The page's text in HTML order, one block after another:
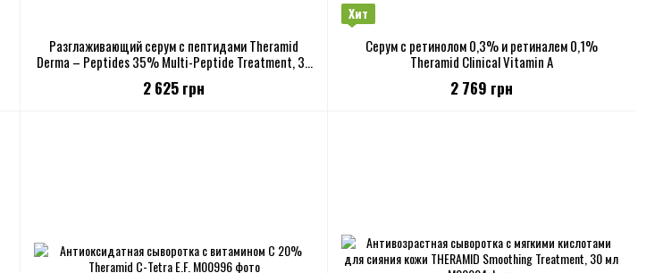
Разглаживающий серум с пептидами Theramid
Derma – Peptides 35% Multi-Peptide Treatment, 30
мл
2 625 грн
Хит
Серум с ретинолом 0,3% и ретиналем 0,1%
Theramid Clinical Vitamin A
2 769 грн